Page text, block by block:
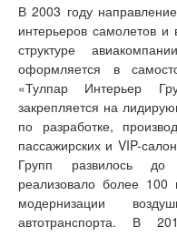
В 2003 году
интерьеров самолетов
структуре
оформляется в
«Тулпар Интерьер
закрепляется на
по разработке,
пассажирских и VIP-
Групп развилось до
реализовало более 100
модернизации
автотранспорта. В